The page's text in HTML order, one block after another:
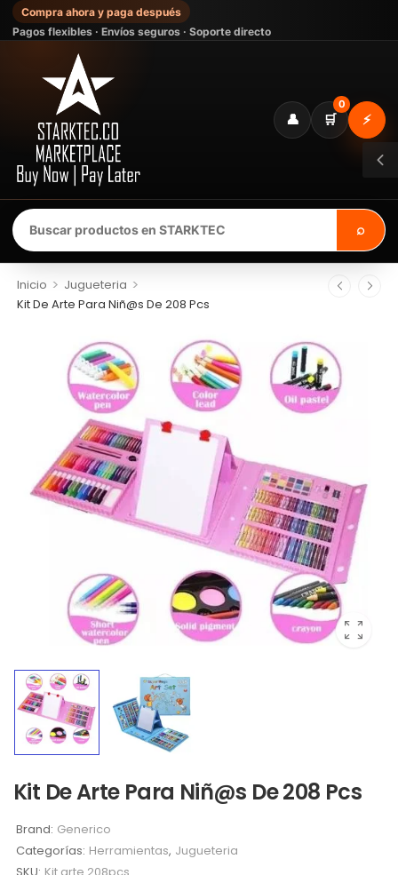
Compra ahora y paga después
Pagos flexibles · Envíos seguros · Soporte directo
👤 🛒
0
⚡
⌕
Inicio > Jugueteria >
Kit De Arte Para Niñ@s De 208 Pcs
Kit De Arte Para Niñ@s De 208 Pcs
Brand: Generico
Categorías: Herramientas, Jugueteria